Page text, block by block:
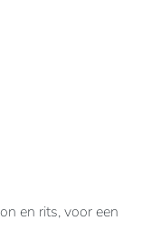
en rits, voor een